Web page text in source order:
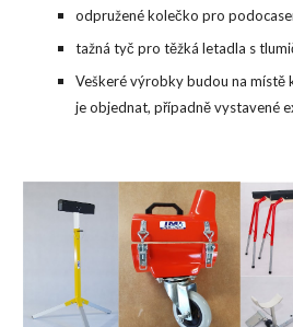
odpružené kolečko pro
tažná tyč pro těžká letadla s
Veškeré výrobky budou na místě
je objednat, případně vystavené